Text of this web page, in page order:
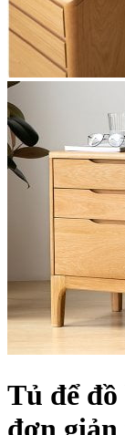
Tủ để
đơn giản